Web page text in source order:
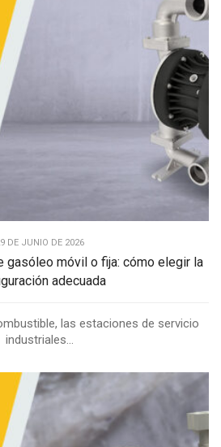
DE JUNIO DE 2026
gasóleo móvil o fija: cómo elegir la
adecuada
las estaciones de servicio
industriales...